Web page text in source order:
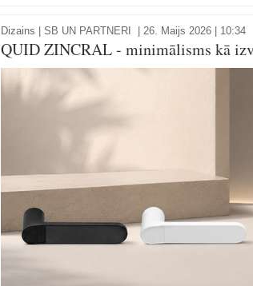
Dizains SB UN PARTNERI 26. Maijs 2026 | 10:34
QUID ZINCRAL - minimālisms kā